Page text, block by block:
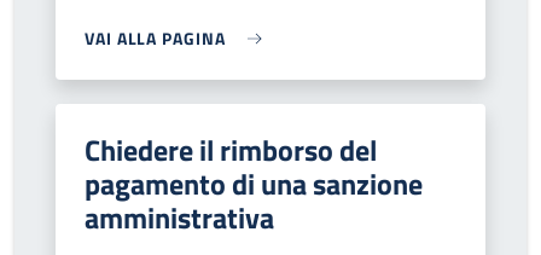
VAI ALLA PAGINA
Chiedere il rimborso del
pagamento di una sanzione
amministrativa